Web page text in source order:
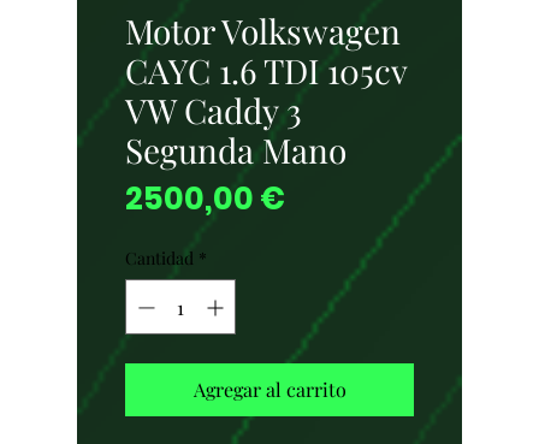
Motor Volkswagen
CAYC 1.6 TDI 105cv
VW Caddy 3
Segunda Mano
2500,00 €
Cantidad *
Agregar al carrito